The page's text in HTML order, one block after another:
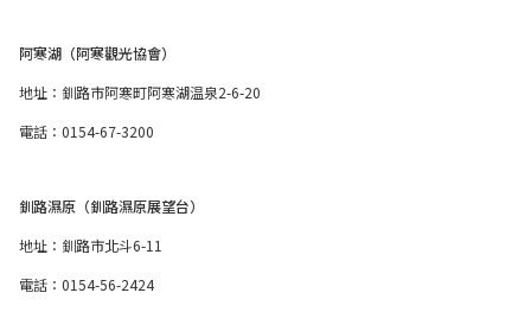
阿寒湖（阿寒觀光協會）
地址：釧路市阿寒町阿寒湖温泉2-6-20
電話：0154-67-3200
釧路濕原（釧路濕原展望台）
地址：釧路市北斗6-11
電話：0154-56-2424